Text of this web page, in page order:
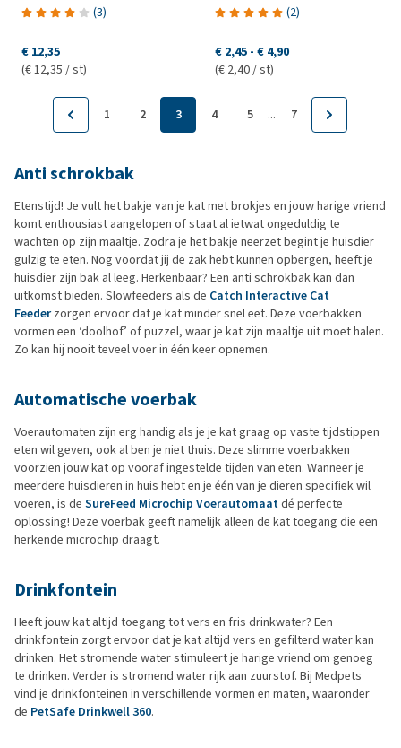
(3)
€ 12,35
(€ 12,35 / st)
(2)
€ 2,45 - € 4,90
(€ 2,40 / st)
1 2 3 4 5 ... 7
Anti schrokbak
Etenstijd! Je vult het bakje van je kat met brokjes en jouw harige vriend
komt enthousiast aangelopen of staat al ietwat ongeduldig te
wachten op zijn maaltje. Zodra je het bakje neerzet begint je huisdier
gulzig te eten. Nog voordat jij de zak hebt kunnen opbergen, heeft je
huisdier zijn bak al leeg. Herkenbaar? Een anti schrokbak kan dan
uitkomst bieden. Slowfeeders als de Catch Interactive Cat
Feederzorgen ervoor dat je kat minder snel eet. Deze voerbakken
vormen een ‘doolhof’ of puzzel, waar je kat zijn maaltje uit moet halen.
Zo kan hij nooit teveel voer in één keer opnemen.
Automatische voerbak
Voerautomaten zijn erg handig als je je kat graag op vaste tijdstippen
eten wil geven, ook al ben je niet thuis. Deze slimme voerbakken
voorzien jouw kat op vooraf ingestelde tijden van eten. Wanneer je
meerdere huisdieren in huis hebt en je één van je dieren specifiek wil
voeren, is de SureFeed Microchip Voerautomaatdé perfecte
oplossing! Deze voerbak geeft namelijk alleen de kat toegang die een
herkende microchip draagt.
Drinkfontein
Heeft jouw kat altijd toegang tot vers en fris drinkwater? Een
drinkfontein zorgt ervoor dat je kat altijd vers en gefilterd water kan
drinken. Het stromende water stimuleert je harige vriend om genoeg
te drinken. Verder is stromend water rijk aan zuurstof. Bij Medpets
vind je drinkfonteinen in verschillende vormen en maten, waaronder
de PetSafe Drinkwell 360.